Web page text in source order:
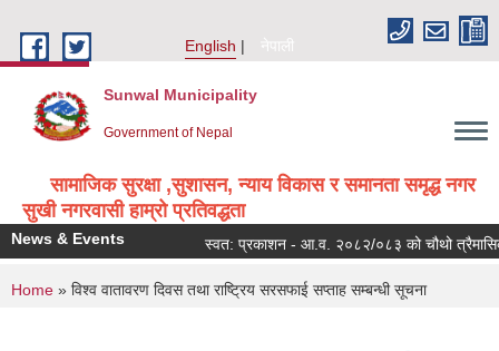
English
नेपाली
Sunwal Municipality
Government of Nepal
सामाजिक सुरक्षा ,सुशासन, न्याय विकास र समानता समृद्ध नगर
सुखी नगरवासी हाम्रो प्रतिवद्धता
News & Events स्वत: प्रकाशन - आ.व. २०८२/०८३ को चौथो त्रैमासिक
You are here
Home » विश्व वातावरण दिवस तथा राष्ट्रिय सरसफाई सप्ताह सम्बन्धी सूचना